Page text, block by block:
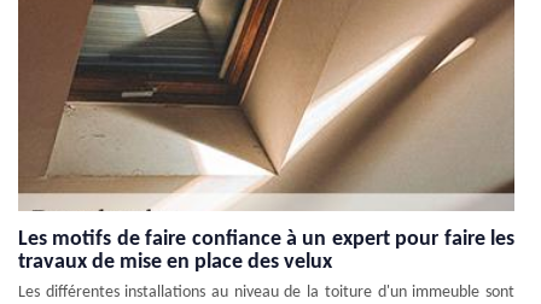
Les motifs de faire confiance à un expert pour faire les
travaux de mise en place des velux
Les différentes installations au niveau de la toiture d'un immeuble sont